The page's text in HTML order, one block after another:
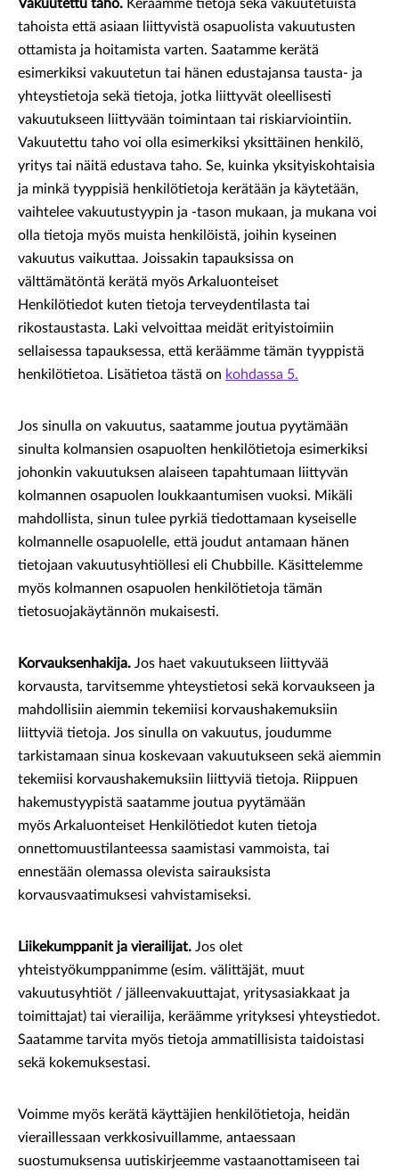
Vakuutettu taho. Keräämme tietoja sekä vakuutetuista
tahoista että asiaan liittyvistä osapuolista vakuutusten
ottamista ja hoitamista varten. Saatamme kerätä
esimerkiksi vakuutetun tai hänen edustajansa tausta- ja
yhteystietoja sekä tietoja, jotka liittyvät oleellisesti
vakuutukseen liittyvään toimintaan tai riskiarviointiin.
Vakuutettu taho voi olla esimerkiksi yksittäinen henkilö,
yritys tai näitä edustava taho. Se, kuinka yksityiskohtaisia
ja minkä tyyppisiä henkilötietoja kerätään ja käytetään,
vaihtelee vakuutustyypin ja -tason mukaan, ja mukana voi
olla tietoja myös muista henkilöistä, joihin kyseinen
vakuutus vaikuttaa. Joissakin tapauksissa on
välttämätöntä kerätä myös Arkaluonteiset
Henkilötiedot kuten tietoja terveydentilasta tai
rikostaustasta. Laki velvoittaa meidät erityistoimiin
sellaisessa tapauksessa, että keräämme tämän tyyppistä
henkilötietoa. Lisätietoa tästä on kohdassa 5.
Jos sinulla on vakuutus, saatamme joutua pyytämään
sinulta kolmansien osapuolten henkilötietoja esimerkiksi
johonkin vakuutuksen alaiseen tapahtumaan liittyvän
kolmannen osapuolen loukkaantumisen vuoksi. Mikäli
mahdollista, sinun tulee pyrkiä tiedottamaan kyseiselle
kolmannelle osapuolelle, että joudut antamaan hänen
tietojaan vakuutusyhtiöllesi eli Chubbille. Käsittelemme
myös kolmannen osapuolen henkilötietoja tämän
tietosuojakäytännön mukaisesti.
Korvauksenhakija. Jos haet vakuutukseen liittyvää
korvausta, tarvitsemme yhteystietosi sekä korvaukseen ja
mahdollisiin aiemmin tekemiisi korvaushakemuksiin
liittyviä tietoja. Jos sinulla on vakuutus, joudumme
tarkistamaan sinua koskevaan vakuutukseen sekä aiemmin
tekemiisi korvaushakemuksiin liittyviä tietoja. Riippuen
hakemustyypistä saatamme joutua pyytämään
myös Arkaluonteiset Henkilötiedot kuten tietoja
onnettomuustilanteessa saamistasi vammoista, tai
ennestään olemassa olevista sairauksista
korvausvaatimuksesi vahvistamiseksi.
Liikekumppanit ja vierailijat. Jos olet
yhteistyökumppanimme (esim. välittäjät, muut
vakuutusyhtiöt / jälleenvakuuttajat, yritysasiakkaat ja
toimittajat) tai vierailija, keräämme yrityksesi yhteystiedot.
Saatamme tarvita myös tietoja ammatillisista taidoistasi
sekä kokemuksestasi.
Voimme myös kerätä käyttäjien henkilötietoja, heidän
vieraillessaan verkkosivuillamme, antaessaan
suostumuksensa uutiskirjeemme vastaanottamiseen tai